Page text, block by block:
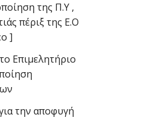
της Π.Υ ,
πέριξ της Ε.Ο
]
Επιμελητήριο
την αποφυγή